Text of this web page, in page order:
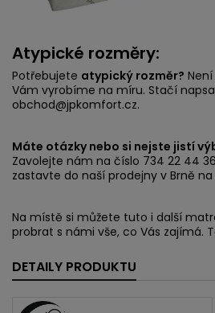
Atypické rozměry:
Potřebujete atypický rozměr?
Vám vyrobíme na míru. Stačí
obchod@jpkomfort.cz.
Máte otázky nebo si nejste jistí
Zavolejte nám na číslo 734 22 44
zastavte do naší prodejny v Brně na
Na místě si můžete tuto i další
probrat s námi vše, co Vás zajímá.
DETAILY PRODUKTU